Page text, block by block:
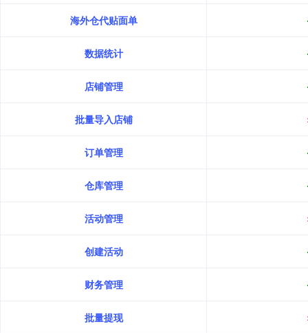
海外仓代贴面单
数据统计
店铺管理
批量导入店铺
订单管理
仓库管理
活动管理
创建活动
财务管理
批量提现